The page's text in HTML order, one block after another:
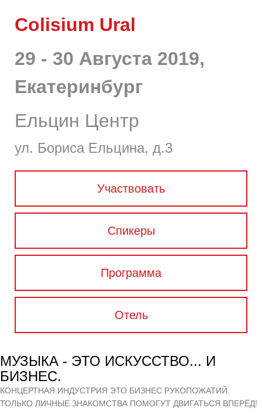
Colisium Ural
29 - 30 Августа 2019,
Екатеринбург
Ельцин Центр
ул. Бориса Ельцина, д.3
Участвовать
Спикеры
Программа
Отель
МУЗЫКА - ЭТО ИСКУССТВО... И
БИЗНЕС.
КОНЦЕРТНАЯ ИНДУСТРИЯ ЭТО БИЗНЕС РУКОПОЖАТИЙ.
ТОЛЬКО ЛИЧНЫЕ ЗНАКОМСТВА ПОМОГУТ ДВИГАТЬСЯ ВПЕРЁД!